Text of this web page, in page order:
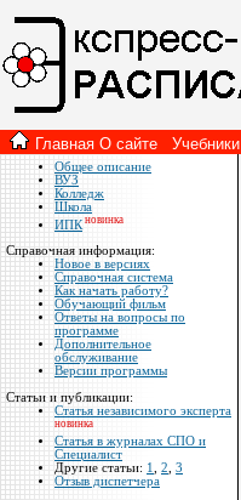
Главная О сайте Учебники
Общее описание
ВУЗ
Колледж
Школа
ИПК новинка
Справочная информация:
Новое в версиях
Справочная система
Как начать работу?
Обучающий фильм
Ответы на вопросы по
программе
Дополнительное
обслуживание
Версии программы
Статьи и публикации:
Статья независимого эксперта
новинка
Статья в журналах СПО и
Специалист
Другие статьи: 1, 2, 3
Отзыв диспетчера